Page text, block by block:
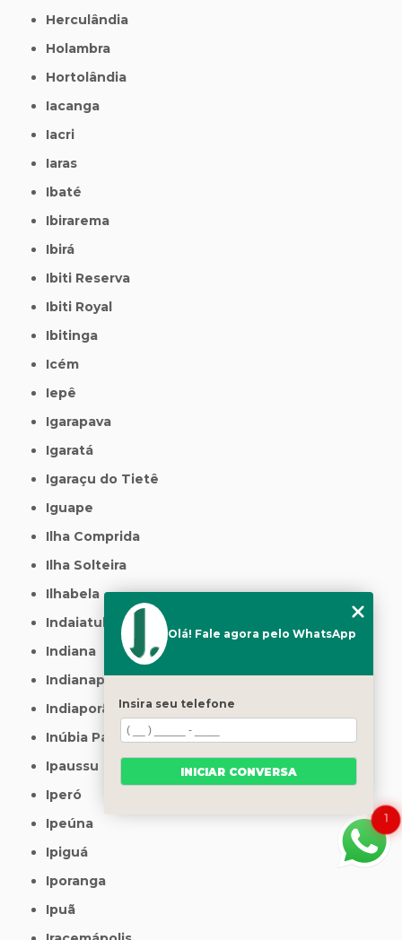
Herculândia
Holambra
Hortolândia
Iacanga
Iacri
Iaras
Ibaté
Ibirarema
Ibirá
Ibiti Reserva
Ibiti Royal
Ibitinga
Icém
Iepê
Igarapava
Igaratá
Igaraçu do Tietê
Iguape
Ilha Comprida
Ilha Solteira
Ilhabela
Indaiatuba
Indiana
Indianapolis
Indiaporã
Inúbia Paulista
Ipaussu
Iperó
Ipeúna
Ipiguá
Iporanga
Ipuã
1
Olá! Fale agora pelo WhatsApp
Insira seu telefone
INICIAR CONVERSA